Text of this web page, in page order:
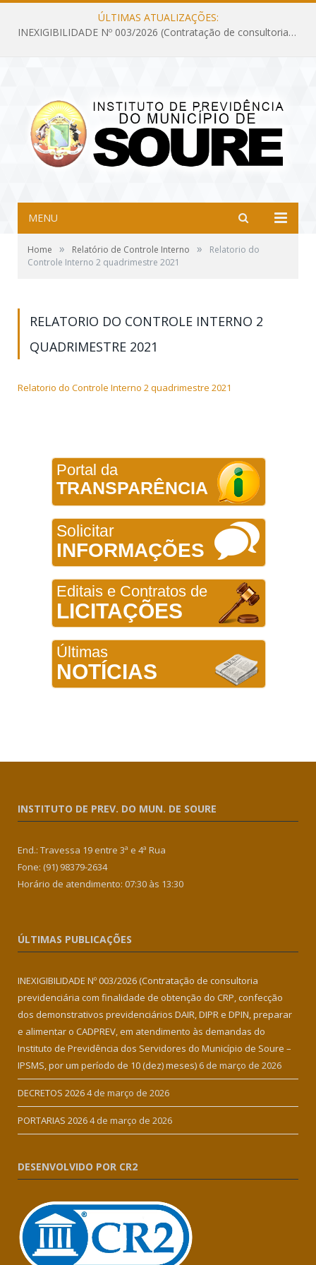
ÚLTIMAS ATUALIZAÇÕES:
INEXIGIBILIDADE Nº 003/2026 (Contratação de consultoria previdenciária com finalidade de obtenção do CRP, confecção dos demonstrativos previdenciários DAIR, DIPR e DPIN, preparar e alimentar o CADPREV, em atendimento às demandas do Instituto de Previdência dos Servidores do Município de Soure – IPSMS, por um período de 10 (dez) meses)
MENU
Home » Relatório de Controle Interno »
Relatorio do
Controle Interno 2 quadrimestre 2021
RELATORIO DO CONTROLE INTERNO 2
QUADRIMESTRE 2021
Relatorio do Controle Interno 2 quadrimestre 2021
Portal da
TRANSPARÊNCIA
Solicitar
INFORMAÇÕES
Editais e Contratos de
LICITAÇÕES
Últimas
NOTÍCIAS
INSTITUTO DE PREV. DO MUN. DE SOURE
End.: Travessa 19 entre 3ª e 4ª Rua
Fone: (91) 98379-2634
Horário de atendimento: 07:30 às 13:30
ÚLTIMAS PUBLICAÇÕES
INEXIGIBILIDADE Nº 003/2026 (Contratação de consultoria
previdenciária com finalidade de obtenção do CRP, confecção
dos demonstrativos previdenciários DAIR, DIPR e DPIN, preparar
e alimentar o CADPREV, em atendimento às demandas do
Instituto de Previdência dos Servidores do Município de Soure –
IPSMS, por um período de 10 (dez) meses) 6 de março de 2026
DECRETOS 20264 de março de 2026
PORTARIAS 20264 de março de 2026
DESENVOLVIDO POR CR2